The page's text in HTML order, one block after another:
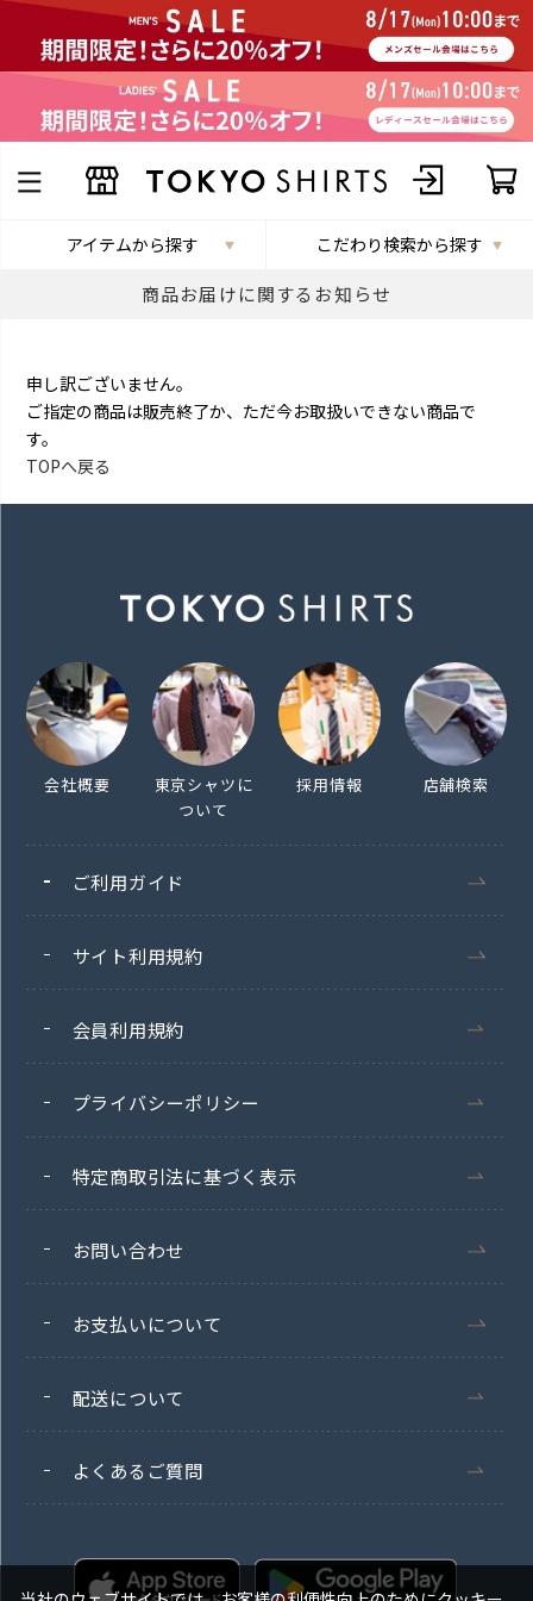
アイテムから探す こだわり検索から探す
商品お届けに関するお知らせ
申し訳ございません。
ご指定の商品は販売終了か、ただ今お取扱いできない商品で
す。
TOPへ戻る
会社概要
東京シャツに
ついて
採用情報 店舗検索
ご利用ガイド
サイト利用規約
会員利用規約
プライバシーポリシー
特定商取引法に基づく表示
お問い合わせ
お支払いについて
配送について
よくあるご質問